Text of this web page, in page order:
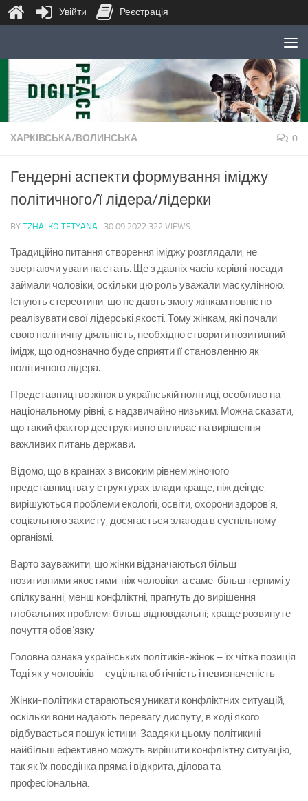
Skip to content
ХАРКІВСЬКА/ВОЛИНСЬКА 0
Гендерні аспекти формування іміджу
політичного/ї лідера/лідерки
BY TZHALKO TETYANA · 30.09.2022 322 VIEWS
Традиційно питання створення іміджу розглядали, не
звертаючи уваги на стать. Ще з давніх часів керівні посади
займали чоловіки, оскільки цю роль уважали маскулінною.
Існують стереотипи, що не дають змогу жінкам повністю
реалізувати свої лідерські якості. Тому жінкам, які почали
свою політичну діяльність, необхідно створити позитивний
імідж, що однозначно буде сприяти її становленню як
політичного лідера.
Представництво жінок в українській політиці, особливо на
національному рівні, є надзвичайно низьким. Можна сказати,
що такий фактор деструктивно впливає на вирішення
важливих питань держави.
Відомо, що в країнах з високим рівнем жіночого
представництва у структурах влади краще, ніж деінде,
вирішуються проблеми екології, освіти, охорони здоров’я,
соціального захисту, досягається злагода в суспільному
організмі.
Варто зауважити, що жінки відзначаються більш
позитивними якостями, ніж чоловіки, а саме: більш терпимі у
спілкуванні, менш конфліктні, прагнуть до вирішення
глобальних проблем; більш відповідальні; краще розвинуте
почуття обов’язку.
Головна ознака українських політиків-жінок – їх чітка позиція.
Тоді як у чоловіків – суцільна обтічність і невизначеність.
Жінки-політики стараються уникати конфліктних ситуацій,
оскільки вони надають перевагу диспуту, в ході якого
відбувається пошук істини. Завдяки цьому політикині
найбільш ефективно можуть вирішити конфліктну ситуацію,
так як їх поведінка пряма і відкрита, ділова та
професіональна.
Увійти Реєстрація